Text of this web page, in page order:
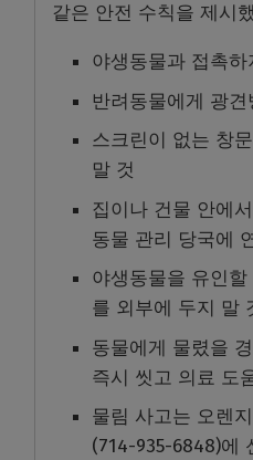
같은 안전 수칙을 제시
야생동물과 접촉하
반려동물에게 광
스크린이 없는 창
말 것
집이나 건물 안에
동물 관리 당국에
야생동물을 유인
를 외부에 두지 말
동물에게 물렸을
즉시 씻고 의료 도
물림 사고는 오렌
(714-935-6848)에